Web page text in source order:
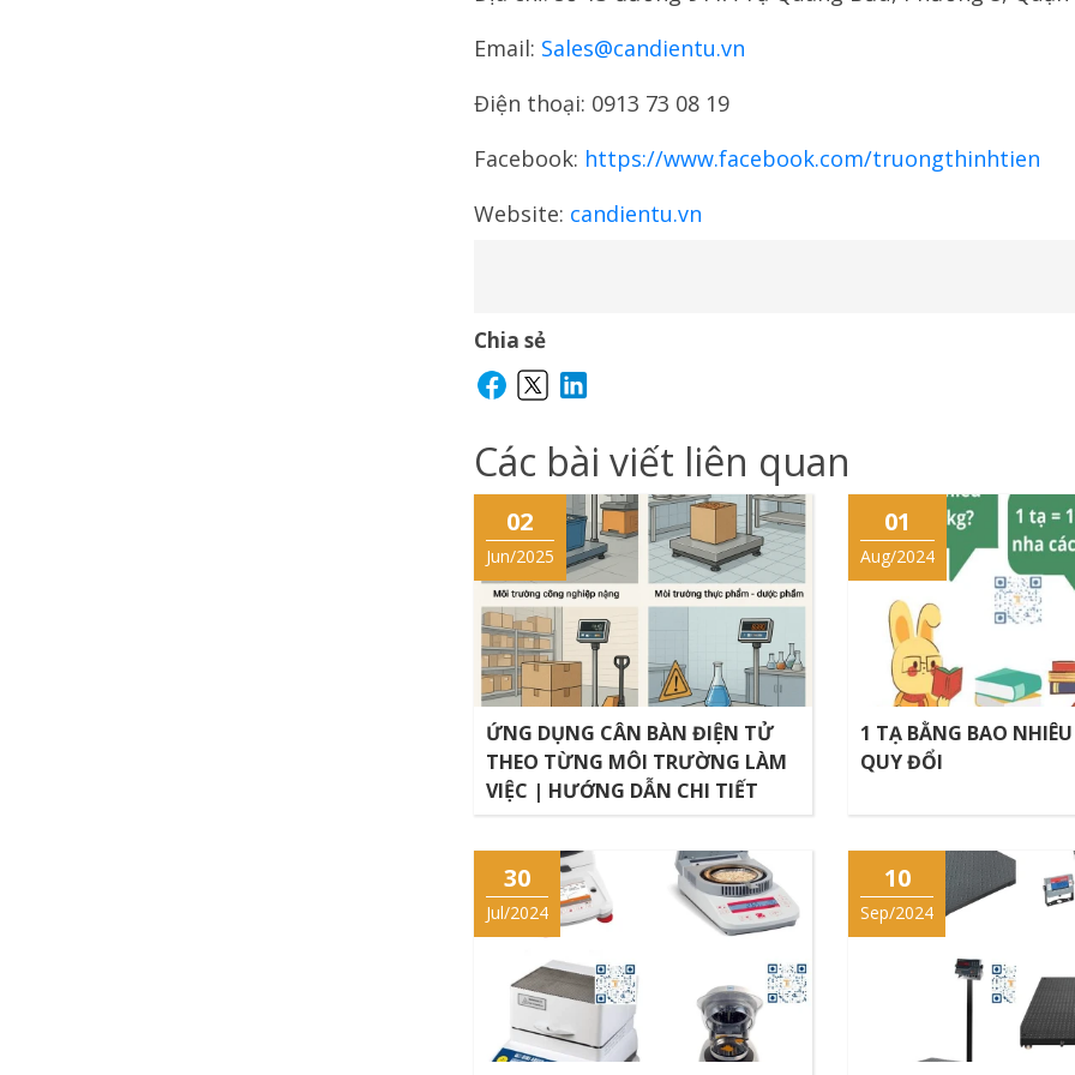
Email: Sales@candientu.vn
Điện thoại: 0913 73 08 19
Facebook: https://www.facebook.com/truongthinhtien
Website: candientu.vn
Chia sẻ
Các bài viết liên quan
02
Jun/2025
ỨNG DỤNG CÂN BÀN ĐIỆN TỬ
THEO TỪNG MÔI TRƯỜNG LÀM
VIỆC | HƯỚNG DẪN CHI TIẾT
01
Aug/2024
1 TẠ BẰNG BAO
QUY ĐỔI
30
Jul/2024
10
Sep/2024